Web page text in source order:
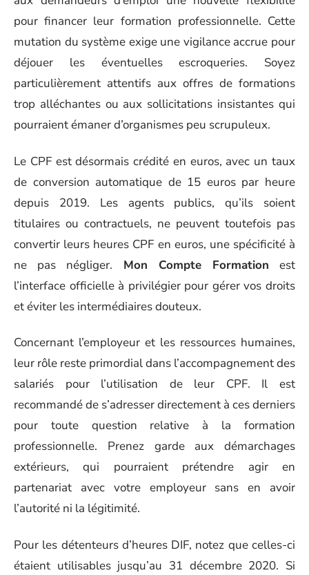
pour financer leur formation professionnelle. Cette
mutation du système exige une vigilance accrue pour
déjouer les éventuelles escroqueries. Soyez
particulièrement attentifs aux offres de formations
trop alléchantes ou aux sollicitations insistantes qui
pourraient émaner d’organismes peu scrupuleux.
Le CPF est désormais crédité en euros, avec un taux
de conversion automatique de 15 euros par heure
depuis 2019. Les agents publics, qu’ils soient
titulaires ou contractuels, ne peuvent toutefois pas
convertir leurs heures CPF en euros, une spécificité à
ne pas négliger. Mon Compte Formation est
l’interface officielle à privilégier pour gérer vos droits
et éviter les intermédiaires douteux.
Concernant l’employeur et les ressources humaines,
leur rôle reste primordial dans l’accompagnement des
salariés pour l’utilisation de leur CPF. Il est
recommandé de s’adresser directement à ces derniers
pour toute question relative à la formation
professionnelle. Prenez garde aux démarchages
extérieurs, qui pourraient prétendre agir en
partenariat avec votre employeur sans en avoir
l’autorité ni la légitimité.
Pour les détenteurs d’heures DIF, notez que celles-ci
étaient utilisables jusqu’au 31 décembre 2020. Si